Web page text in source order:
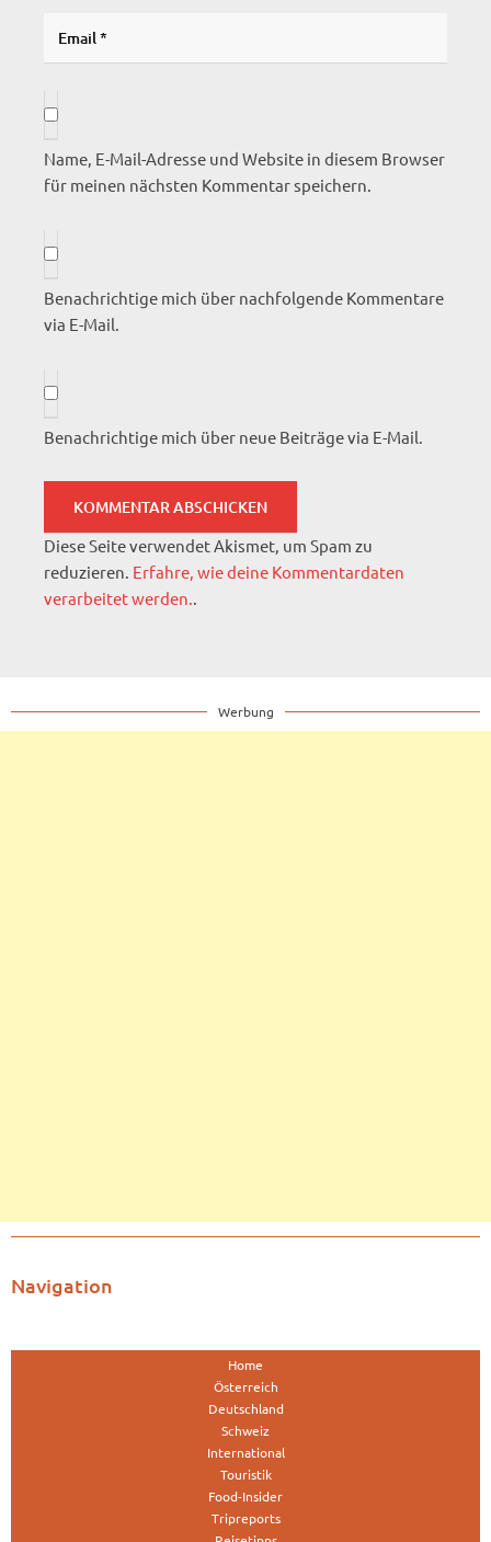
Name, E-Mail-Adresse und Website in diesem Browser
für meinen nächsten Kommentar speichern.
Benachrichtige mich über nachfolgende Kommentare
via E-Mail.
Benachrichtige mich über neue Beiträge via E-Mail.
Diese Seite verwendet Akismet, um Spam zu
reduzieren. Erfahre, wie deine Kommentardaten
verarbeitet werden..
Werbung
Navigation
Home
Österreich
Deutschland
Schweiz
International
Touristik
Food-Insider
Tripreports